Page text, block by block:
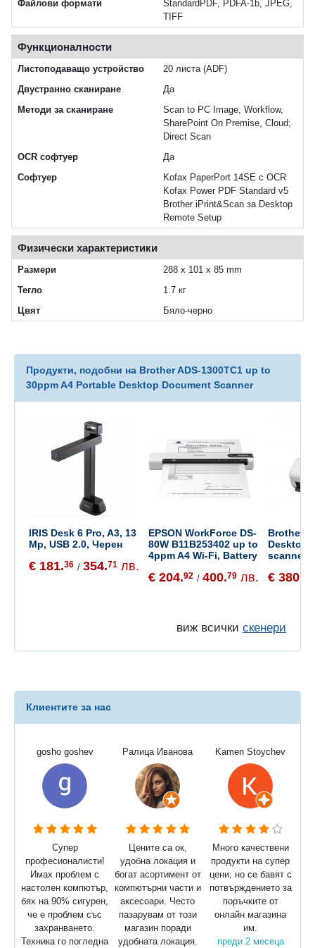
Файлови формати
StandardPDF, PDFA-1b, JPEG,
TIFF
Функционалности
Листоподаващо устройство
20 листа (ADF)
Двустранно сканиране
Да
Методи за сканиране
Scan to PC Image, Workflow,
SharePoint On Premise, Cloud;
Direct Scan
OCR софтуер
Да
Софтуер
Kofax PaperPort 14SE с OCR
Kofax Power PDF Standard v5
Brother iPrint&Scan за Desktop
Remote Setup
Физически характеристики
Размери
288 x 101 x 85 mm
Тегло
1.7 кг
Цвят
Бяло-черно
Продукти, подобни на Brother ADS-1300TC1 up to
30ppm A4 Portable Desktop Document Scanner
IRIS Desk 6 Pro, A3, 13
Mp, USB 2.0, Черен
€ 181.36 / 354.71 лв.
EPSON WorkForce DS-
80W B11B253402 up to
4ppm A4 Wi-Fi, Battery
€ 204.92 / 400.79 лв.
Brother
Desktop
scanner
€ 380.
виж всички скенери
Клиентите за нас
gosho goshev
Супер
професионалисти!
Имах проблем с
настолен компютър,
бях на 90% сигурен,
че е проблем със
захранването.
Техника го погледна
Ралица Иванова
Цените са ок,
удобна локация и
богат асортимент от
компютърни части и
аксесоари. Често
пазарувам от този
магазин поради
удобната локация.
Kamen Stoychev
Много качествени
продукти на супер
цени, но се бавят с
потвърждението за
поръчките от
онлайн магазина
им.
преди 2 месеца